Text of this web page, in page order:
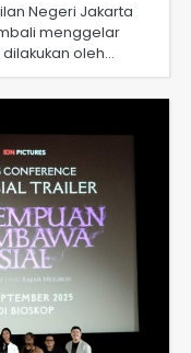
Negeri Jakarta
menggelar
oleh…